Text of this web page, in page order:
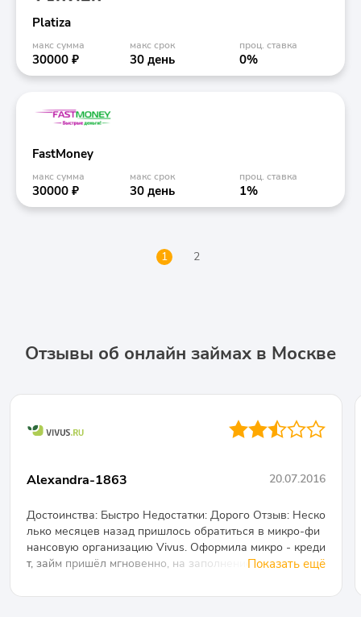
Platiza
макс сумма
30000 ₽
макс срок
30 день
проц. ставка
0%
FastMoney
макс сумма
30000 ₽
макс срок
30 день
проц. ставка
1%
1 2
Отзывы об онлайн займах в Москве
●●◐○○
Alexandra-1863 20.07.2016
Достоинства: Быстро Недостатки: Дорого Отзыв: Неско
лько месяцев назад пришлось обратиться в микро-фи
нансовую организацию Vivus. Оформила микро - креди
т, займ пришёл мгновенно, на заполнение анкеты, подт
учила по системе Contakt. Очень удобно!Перед предст
Показать ещё